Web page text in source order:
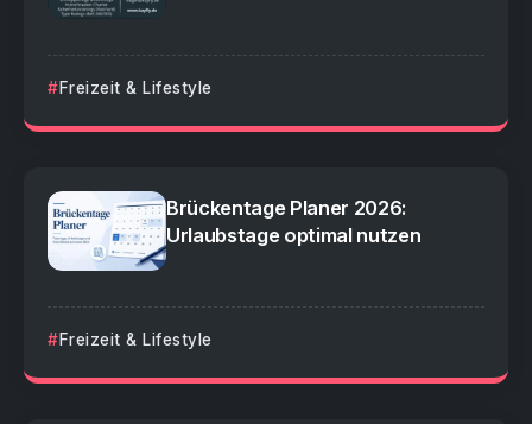
Freizeit & Lifestyle
Brückentage Planer 2026:
Urlaubstage optimal nutzen
Freizeit & Lifestyle